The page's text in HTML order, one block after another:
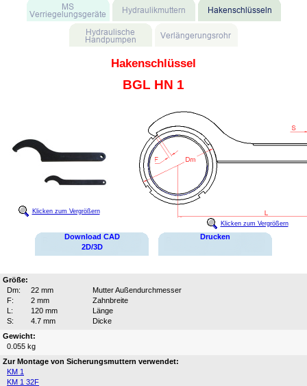
Hakenschlüssel
BGL HN 1
Klicken zum Vergrößern
Klicken zum Vergrößern
Download CAD
2D/3D
Drucken
Größe:
Dm:
22 mm
Mutter Außendurchmesser
F:
2 mm
Zahnbreite
L:
120 mm
Länge
S:
4.7 mm
Dicke
Gewicht:
0.055 kg
Zur Montage von Sicherungsmuttern verwendet:
KM 1
KM 1 32F